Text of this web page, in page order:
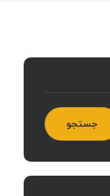
جستجو